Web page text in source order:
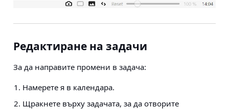
Редактиране на задачи
За да направите промени в задача:
Намерете я в календара.
Щракнете върху задачата, за да отворите